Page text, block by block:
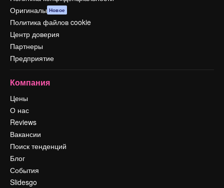
Оригиналы Новое
Политика файлов cookie
Центр доверия
Партнеры
Предприятие
Компания
Цены
О нас
Reviews
Вакансии
Поиск тенденций
Блог
События
Slidesgo